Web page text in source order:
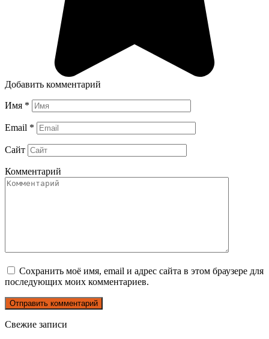
Добавить комментарий
Имя *
Email *
Сайт
Комментарий
Сохранить моё имя, email и адрес сайта в этом браузере для
последующих моих комментариев.
Свежие записи